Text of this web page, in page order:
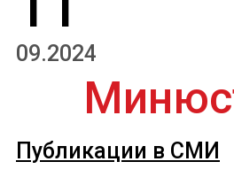
09.2024
Публикации в СМИ